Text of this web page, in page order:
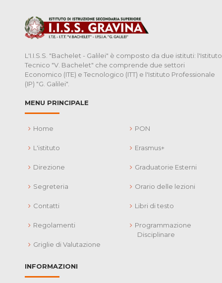
L'I.I.S.S. "Bachelet - Galilei" è composto da due istituti: l'Istituto
Tecnico "V. Bachelet" che comprende due settori
Economico (ITE) e Tecnologico (ITT) e l'Istituto Professionale
(IP) "G. Galilei".
MENU PRINCIPALE
Home
L'istituto
Direzione
Segreteria
Contatti
Regolamenti
Griglie di Valutazione
PON
Erasmus+
Graduatorie Esterni
Orario delle lezioni
Libri di testo
Programmazione
Disciplinare
INFORMAZIONI